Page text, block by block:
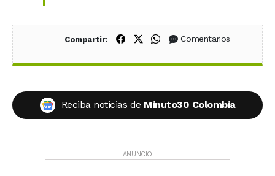
Compartir: Compartir en Facebook
Compartir en X (Twitter)
Compartir en WhatsApp
Comentarios
Reciba noticias de Minuto30 Colombia
ANUNCIO